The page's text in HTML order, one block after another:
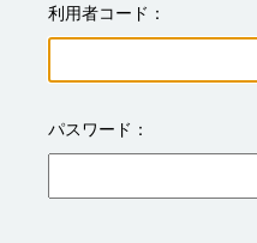
利用者コード
パスワード